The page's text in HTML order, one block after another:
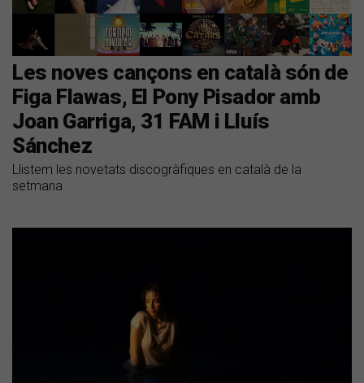
Les noves cançons en català són de
Figa Flawas, El Pony Pisador amb
Joan Garriga, 31 FAM i Lluís
Sánchez
Llistem les novetats discogràfiques en català de la
setmana